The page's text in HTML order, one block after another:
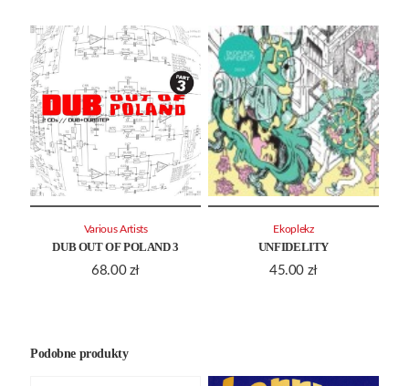
DUB OUT OF POLAND 3
68.00 zł
Various Artists
UNFIDELITY
45.00 zł
Ekoplekz
Podobne produkty